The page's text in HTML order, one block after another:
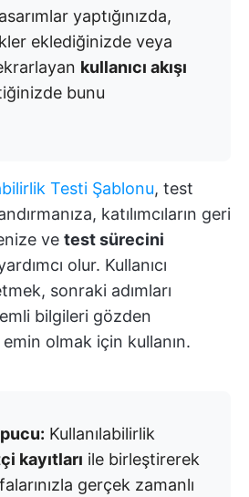
yaptığınızda,
eklediğinizde veya
kullanıcı akışı
bunu
Testi Şablonu, test
katılımcıların geri
ve test sürecini
olur. Kullanıcı
sonraki adımları
bilgileri gözden
emin olmak için kullanın.
Kullanılabilirlik
kayıtları ile birleştirerek
gerçek zamanlı